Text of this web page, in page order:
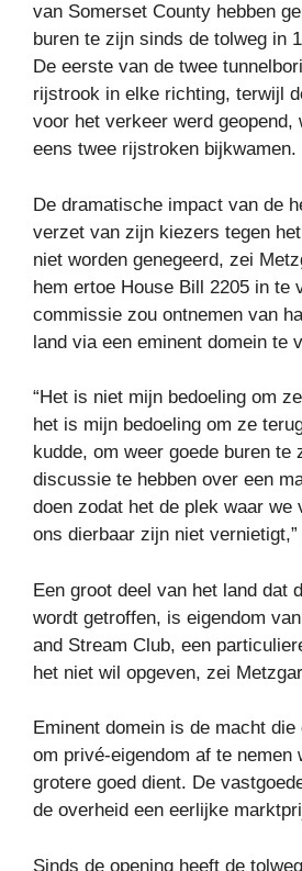
van Somerset County hebben
buren te zijn sinds de tolweg in
De eerste van de twee
rijstrook in elke richting, terwijl
voor het verkeer werd geopend,
eens twee rijstroken bijkwamen.
De dramatische impact van de
verzet van zijn kiezers tegen
niet worden genegeerd, zei
hem ertoe House Bill 2205 in te
commissie zou ontnemen van
land via een eminent domein te
“Het is niet mijn bedoeling om
het is mijn bedoeling om ze
kudde, om weer goede buren te
discussie te hebben over een
doen zodat het de plek waar we
ons dierbaar zijn niet
Een groot deel van het land dat
wordt getroffen, is eigendom
and Stream Club, een
het niet wil opgeven, zei
Eminent domein is de macht
om privé-eigendom af te nemen
grotere goed dient. De
de overheid een eerlijke
Sinds de opening heeft de